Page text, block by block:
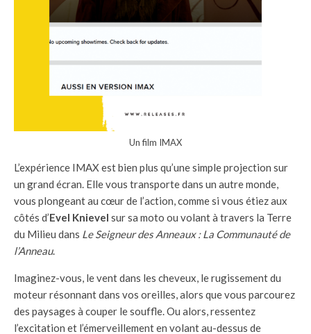
Un film IMAX
L’expérience IMAX est bien plus qu’une simple projection sur
un grand écran. Elle vous transporte dans un autre monde,
vous plongeant au cœur de l’action, comme si vous étiez aux
côtés d’Evel Knievel sur sa moto ou volant à travers la Terre
du Milieu dans Le Seigneur des Anneaux : La Communauté de
l’Anneau.
Imaginez-vous, le vent dans les cheveux, le rugissement du
moteur résonnant dans vos oreilles, alors que vous parcourez
des paysages à couper le souffle. Ou alors, ressentez
l’excitation et l’émerveillement en volant au-dessus de